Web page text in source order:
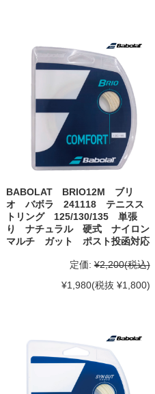
BABOLAT BRIO12M ブリ
オ バボラ 241118 テニスス
トリング 125/130/135 単張
り ナチュラル 硬式 ナイロン
マルチ ガット ポスト投函対応
定価: ¥2,200(税込)
¥1,980(税抜 ¥1,800)